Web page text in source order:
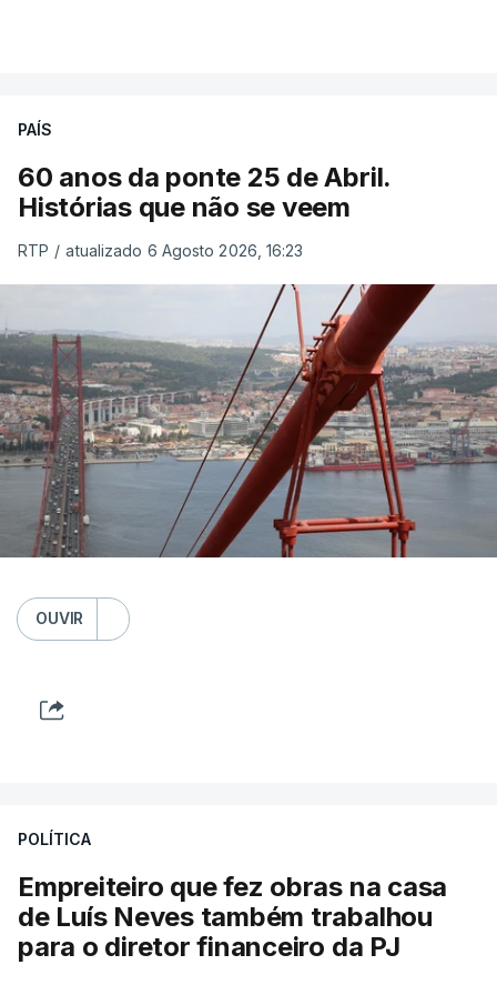
PAÍS
60 anos da ponte 25 de Abril.
Histórias que não se veem
RTP / atualizado 6 Agosto 2026, 16:23
OUVIR
POLÍTICA
Empreiteiro que fez obras na casa
de Luís Neves também trabalhou
para o diretor financeiro da PJ